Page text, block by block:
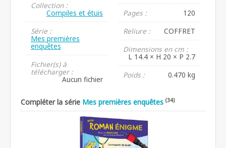
Collection :
Compiles et étuis
Série :
Mes premières
enquêtes
Fichier(s) à
télécharger :
Aucun fichier
Pages :
120
Reliure :
COFFRET
Dimensions en cm :
L 14.4 × H 20 × P 2.7
Poids :
0.470 kg
Compléter la série Mes premières enquêtes (34)